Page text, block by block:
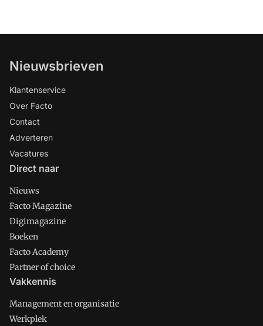
Nieuwsbrieven
Klantenservice
Over Facto
Contact
Adverteren
Vacatures
Direct naar
Nieuws
Facto Magazine
Digimagazine
Boeken
Facto Academy
Partner of choice
Vakkennis
Management en organisatie
Werkplek